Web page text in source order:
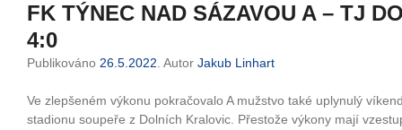
FK TÝNEC NAD SÁZAVOU A – TJ
4:0
Publikováno 26.5.2022 . Autor Jakub Linhart
Ve zlepšeném výkonu pokračovalo A mužstvo také uplynulý
stadionu soupeře z Dolních Kralovic. Přestože výkony mají